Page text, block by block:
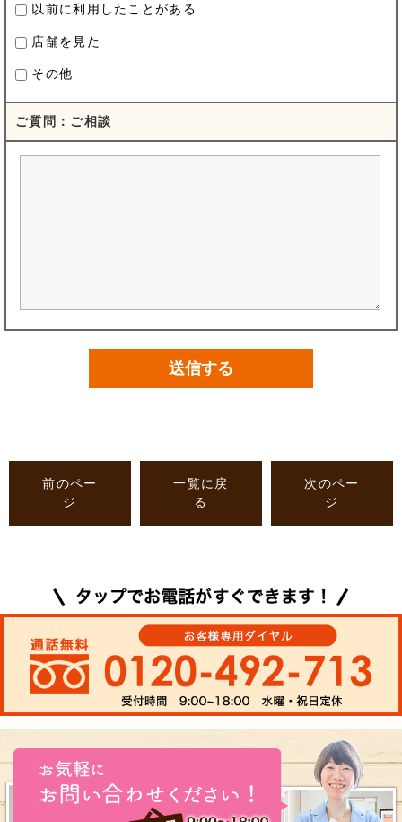
以前に利用したことがある
店舗を見た
その他
ご質問：ご相談
前のペー
ジ
一覧に戻
る
次のペー
ジ